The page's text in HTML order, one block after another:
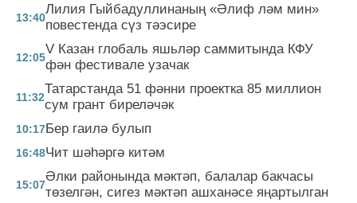
13:40
Лилия Гыйбадуллинаның «Әлиф ләм мин»
повестенда сүз тәэсире
12:05
V Казан глобаль яшьләр саммитында КФУ
фән фестивале узачак
11:32
Татарстанда 51 фәнни проектка 85 миллион
сум грант биреләчәк
10:17Бер гаилә булып
16:48Чит шәһәргә китәм
15:07
Әлки районында мәктәп, балалар бакчасы
төзелгән, сигез мәктәп ашханәсе яңартылган